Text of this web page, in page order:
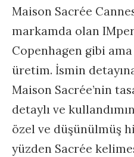
Maison Sacrée
markamda olan
Copenhagen gibi
üretim. İsmin
Maison Sacrée’nin
detaylı ve
özel ve düşünülmüş
yüzden Sacrée